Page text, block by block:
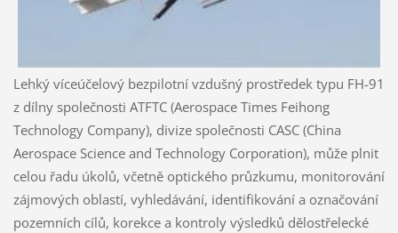
Lehký víceúčelový bezpilotní vzdušný prostředek typu FH-91
z dílny společnosti ATFTC (Aerospace Times Feihong
Technology Company), divize společnosti CASC (China
Aerospace Science and Technology Corporation), může plnit
celou řadu úkolů, včetně optického průzkumu, monitorování
zájmových oblastí, vyhledávání, identifikování a označování
pozemních cílů, korekce a kontroly výsledků dělostřelecké